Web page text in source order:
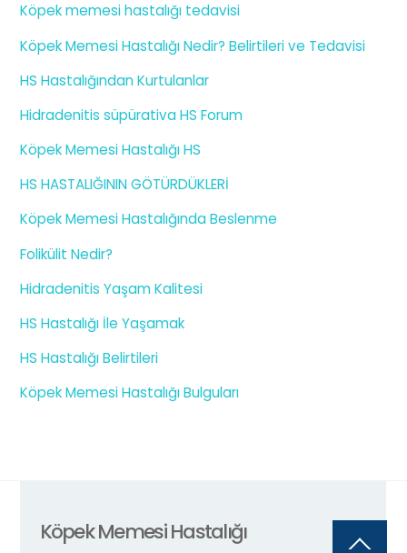
Köpek memesi hastalığı tedavisi
Köpek Memesi Hastalığı Nedir? Belirtileri ve Tedavisi
HS Hastalığından Kurtulanlar
Hidradenitis süpürativa HS Forum
Köpek Memesi Hastalığı HS
HS HASTALIĞININ GÖTÜRDÜKLERİ
Köpek Memesi Hastalığında Beslenme
Folikülit Nedir?
Hidradenitis Yaşam Kalitesi
HS Hastalığı İle Yaşamak
HS Hastalığı Belirtileri
Köpek Memesi Hastalığı Bulguları
Köpek Memesi Hastalığı